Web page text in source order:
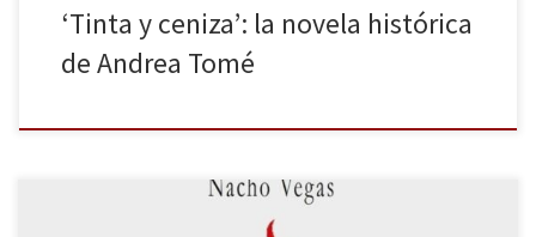
‘Tinta y ceniza’: la novela histórica
de Andrea Tomé